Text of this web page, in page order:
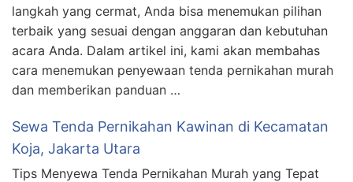
langkah yang cermat, Anda bisa menemukan pilihan
terbaik yang sesuai dengan anggaran dan kebutuhan
acara Anda. Dalam artikel ini, kami akan membahas
cara menemukan penyewaan tenda pernikahan murah
dan memberikan panduan …
Sewa Tenda Pernikahan Kawinan di Kecamatan
Koja, Jakarta Utara
Tips Menyewa Tenda Pernikahan Murah yang Tepat